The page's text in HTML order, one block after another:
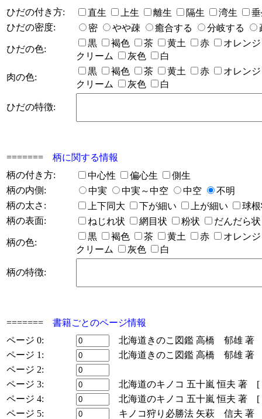
ひだの付き方:
直生 上生 離生 隔生 湾生
ひだの密度:
密 やや疎 癒合する 分岐する
ひだの色:
黒 褐色 茶 黄土 赤
オレン
クリーム
灰色 白
肉の色:
黒 褐色 茶 黄土 赤
オレン
クリーム
灰色 白
ひだの特徴:
======= 柄に関する情報
柄の付き方:
中心性 偏心生
側生
柄の内側:
中実 中実～中空 中空
不明
柄の太さ:
上下同大 下が細い 上が細い
球
柄の表面:
ねじれ状 網目状 粉状 だんだら
柄の色:
黒 褐色 茶 黄土 赤
オレン
クリーム
灰色 白
柄の特徴:
======= 書籍ごとのページ情報
ページ 0:
北海道きのこ図鑑 高橋 郁雄 著 [
ページ 1:
北海道きのこ図鑑 高橋 郁雄 著 [
ページ 2:
ページ 3:
北海道のキノコ 五十嵐 恒夫 著 [
ページ 4:
北海道のキノコ 五十嵐 恒夫 著 [
ページ 5:
キノコ狩り必勝法 矢萩 信夫 著 [